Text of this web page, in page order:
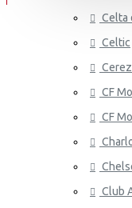
Mali
Meksiko
Marokko
Uusi-
Nigeria
Haaland Celta
Celtic
CF
CF
Club